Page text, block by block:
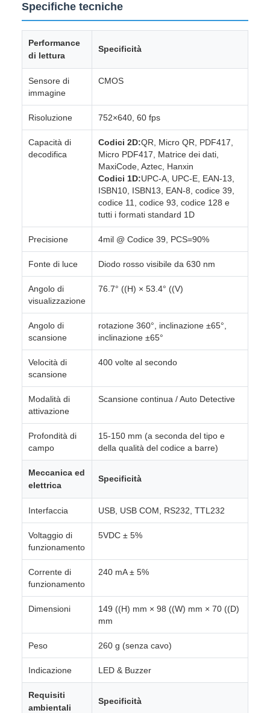
Specifiche tecniche
Performance
di lettura
Specificità
Sensore di
immagine
CMOS
Risoluzione 752×640, 60 fps
Capacità di
decodifica
Codici 2D:QR, Micro QR, PDF417,
Micro PDF417, Matrice dei dati,
MaxiCode, Aztec, Hanxin
Codici 1D:UPC-A, UPC-E, EAN-13,
ISBN10, ISBN13, EAN-8, codice 39,
codice 11, codice 93, codice 128 e
tutti i formati standard 1D
Precisione 4mil @ Codice 39, PCS=90%
Fonte di luce Diodo rosso visibile da 630 nm
Angolo di
visualizzazione
76.7° ((H) × 53.4° ((V)
Angolo di
scansione
rotazione 360°, inclinazione ±65°,
inclinazione ±65°
Velocità di
scansione
400 volte al secondo
Modalità di
attivazione
Scansione continua / Auto Detective
Profondità di
campo
15-150 mm (a seconda del tipo e
della qualità del codice a barre)
Meccanica ed
elettrica
Specificità
Interfaccia USB, USB COM, RS232, TTL232
Voltaggio di
funzionamento
5VDC ± 5%
Corrente di
funzionamento
240 mA ± 5%
Dimensioni
149 ((H) mm × 98 ((W) mm × 70 ((D)
mm
Peso 260 g (senza cavo)
Indicazione LED & Buzzer
Requisiti
ambientali
Specificità